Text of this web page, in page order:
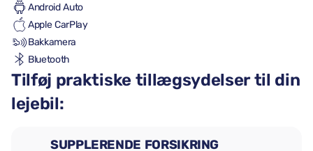
Android Auto
Apple CarPlay
Bakkamera
Bluetooth
Tilføj praktiske tillægsydelser til din
lejebil:
SUPPLERENDE FORSIKRING